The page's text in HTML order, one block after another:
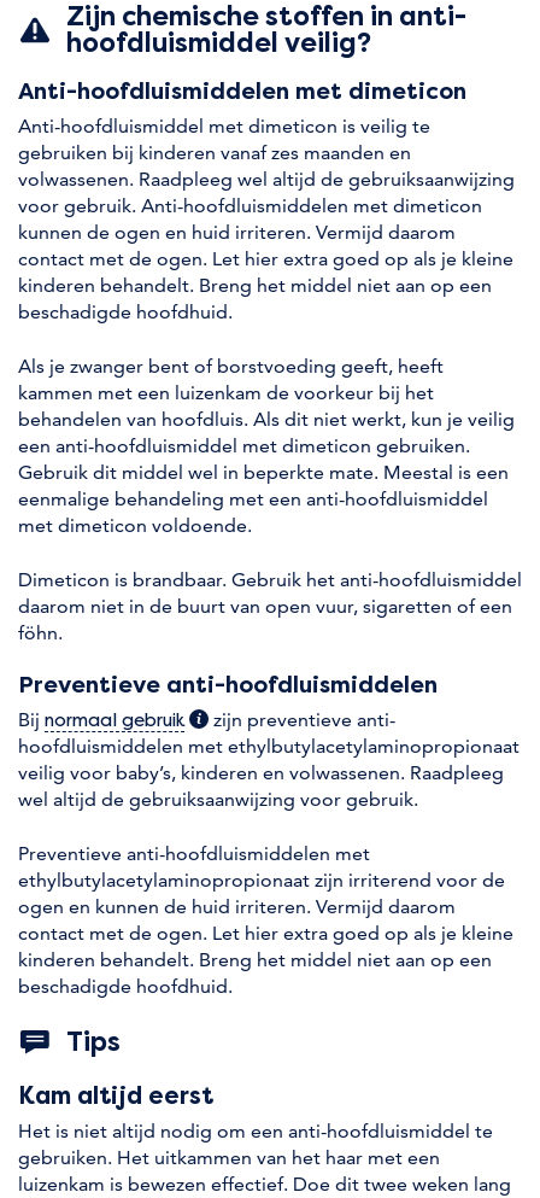
Zijn chemische stoffen in anti-
hoofdluismiddel veilig?
Anti-hoofdluismiddelen met dimeticon
Anti-hoofdluismiddel met dimeticon is veilig te
gebruiken bij kinderen vanaf zes maanden en
volwassenen. Raadpleeg wel altijd de gebruiksaanwijzing
voor gebruik. Anti-hoofdluismiddelen met dimeticon
kunnen de ogen en huid irriteren. Vermijd daarom
contact met de ogen. Let hier extra goed op als je kleine
kinderen behandelt. Breng het middel niet aan op een
beschadigde hoofdhuid.
Als je zwanger bent of borstvoeding geeft, heeft
kammen met een luizenkam de voorkeur bij het
behandelen van hoofdluis. Als dit niet werkt, kun je veilig
een anti-hoofdluismiddel met dimeticon gebruiken.
Gebruik dit middel wel in beperkte mate. Meestal is een
eenmalige behandeling met een anti-hoofdluismiddel
met dimeticon voldoende.
Dimeticon is brandbaar. Gebruik het anti-hoofdluismiddel
daarom niet in de buurt van open vuur, sigaretten of een
föhn.
Preventieve anti-hoofdluismiddelen
Bij normaal gebruik(extra informatie)
zijn preventieve anti-
hoofdluismiddelen met ethylbutylacetylaminopropionaat
veilig voor baby’s, kinderen en volwassenen. Raadpleeg
wel altijd de gebruiksaanwijzing voor gebruik.
Preventieve anti-hoofdluismiddelen met
ethylbutylacetylaminopropionaat zijn irriterend voor de
ogen en kunnen de huid irriteren. Vermijd daarom
contact met de ogen. Let hier extra goed op als je kleine
kinderen behandelt. Breng het middel niet aan op een
beschadigde hoofdhuid.
Tips
Kam altijd eerst
Het is niet altijd nodig om een anti-hoofdluismiddel te
gebruiken. Het uitkammen van het haar met een
luizenkam is bewezen effectief. Doe dit twee weken lang